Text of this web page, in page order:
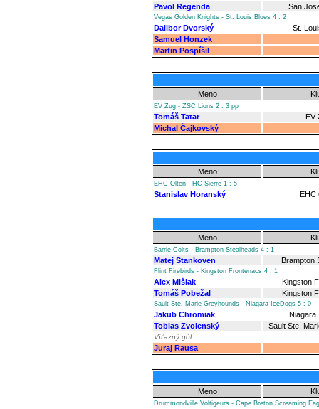
Pavol Regenda San
Vegas Golden Knights - St. Louis Blues 4 : 2
Dalibor Dvorský
St.
Samuel Honzek
Martin Pospíšil
Meno
EV Zug - ZSC Lions 2 : 3 pp
Tomáš Tatar
EV
Michal Čajkovský
Meno
EHC Olten - HC Sierre 1 : 5
Stanislav Horanský EHC
Meno
Barrie Colts - Brampton Stealheads 4 : 1
Matej Stankoven Brampton
Flint Firebirds - Kingston Frontenacs 4 : 1
Alex Mišiak
Kingston
Tomáš Pobežal
Kingston
Sault Ste. Marie Greyhounds - Niagara IceDogs 5 : 0
Jakub Chromiak
Niagara
Tobias Zvolenský
Sault Ste.
Víťazný gól
Juraj Rausa
Meno
Drummondville Voltigeurs - Cape Breton Screaming